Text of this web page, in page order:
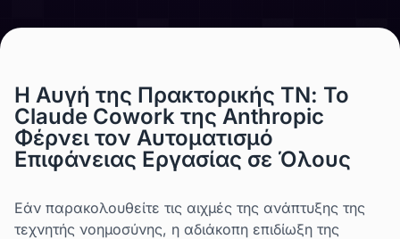
Η Αυγή της Πρακτορικής ΤΝ: Το
Claude Cowork της Anthropic
Φέρνει τον Αυτοματισμό
Επιφάνειας Εργασίας σε Όλους
Εάν παρακολουθείτε τις αιχμές της ανάπτυξης της
τεχνητής νοημοσύνης, η αδιάκοπη επιδίωξη της